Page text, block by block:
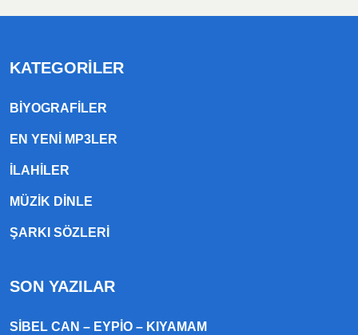
KATEGORILER
BIYOGRAFILER
EN YENI MP3LER
ILAHILER
MÜZIK DINLE
ŞARKI SÖZLERI
SON YAZILAR
SIBEL CAN – EYPIO – KIYAMAM